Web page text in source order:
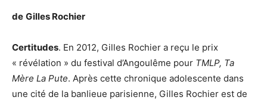
de Gilles Rochier
Certitudes. En 2012, Gilles Rochier a reçu le prix
« révélation » du festival d’Angoulême pour TMLP, Ta
Mère La Pute. Après cette chronique adolescente dans
une cité de la banlieue parisienne, Gilles Rochier est de